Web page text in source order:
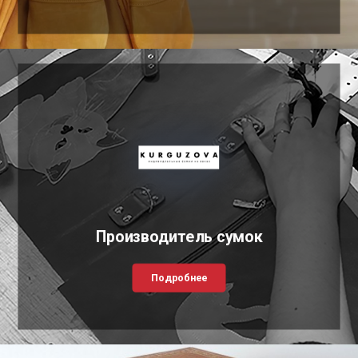
Производитель сумок
Подробнее